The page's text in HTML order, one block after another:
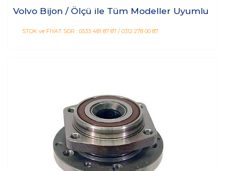
Volvo Bijon / Ölçü ile Tüm Modeller Uyumlu
STOK ve FİYAT SOR : 0533 481 87 87 / 0312 278 00 87